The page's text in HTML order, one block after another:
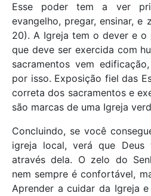
Esse poder tem a ver
evangelho, pregar, ensinar, e
20). A Igreja tem o dever e o
que deve ser exercida com
sacramentos vem
por isso. Exposição fiel das
correta dos sacramentos e
são marcas de uma Igreja
Concluindo, se você
igreja local, verá que
através dela. O zelo do
nem sempre é confortável,
Aprender a cuidar da Igreja